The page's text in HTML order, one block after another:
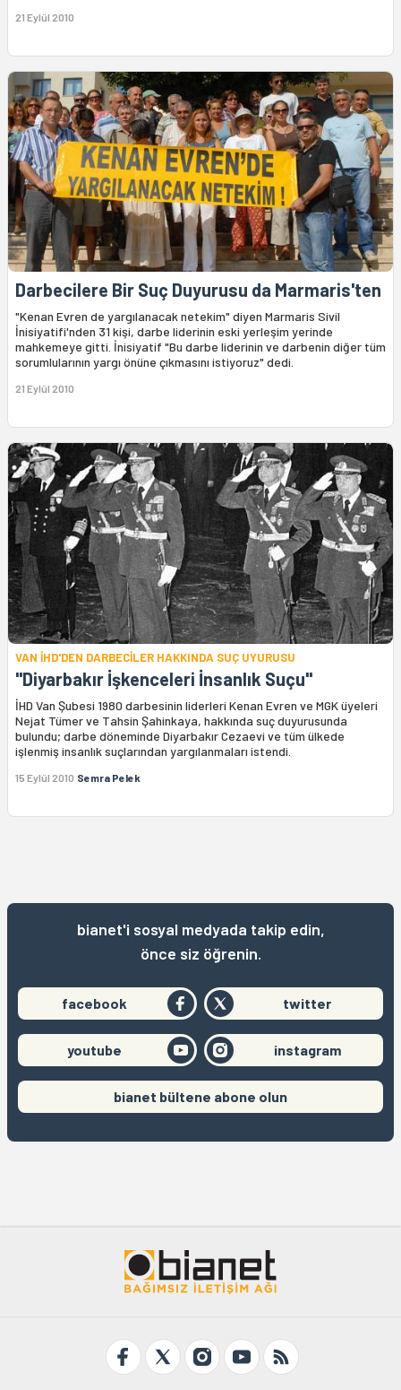
21 Eylül 2010
Darbecilere Bir Suç Duyurusu da Marmaris'ten
"Kenan Evren de yargılanacak netekim" diyen Marmaris Sivil
İnisiyatifi'nden 31 kişi, darbe liderinin eski yerleşim yerinde
mahkemeye gitti. İnisiyatif "Bu darbe liderinin ve darbenin diğer tüm
sorumlularının yargı önüne çıkmasını istiyoruz" dedi.
21 Eylül 2010
VAN İHD'DEN DARBECİLER HAKKINDA SUÇ UYURUSU
"Diyarbakır İşkenceleri İnsanlık Suçu"
İHD Van Şubesi 1980 darbesinin liderleri Kenan Evren ve MGK üyeleri
Nejat Tümer ve Tahsin Şahinkaya, hakkında suç duyurusunda
bulundu; darbe döneminde Diyarbakır Cezaevi ve tüm ülkede
işlenmiş insanlık suçlarından yargılanmaları istendi.
15 Eylül 2010 Semra Pelek
bianet'i sosyal medyada takip edin,
önce siz öğrenin.
facebook twitter
youtube instagram
bianet bültene abone olun